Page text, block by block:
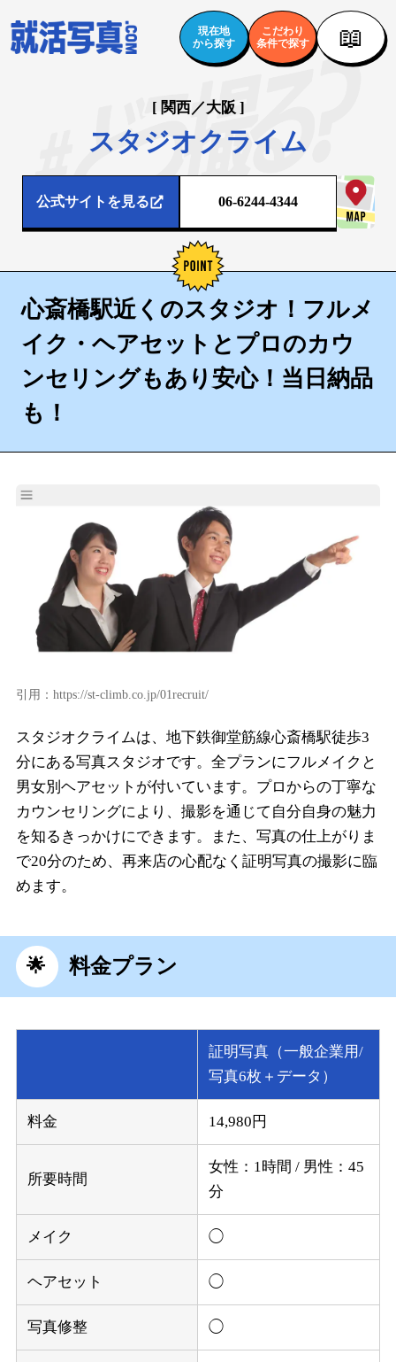
現在地
から探す
こだわり
条件で探す
📖
[ 関西／大阪 ]
スタジオクライム
公式サイトを見る 06-6244-4344
心斎橋駅近くのスタジオ！フルメ
イク・ヘアセットとプロのカウ
ンセリングもあり安心！当日納品
も！
引用：https://st-climb.co.jp/01recruit/
スタジオクライムは、地下鉄御堂筋線心斎橋駅徒歩3
分にある写真スタジオです。全プランにフルメイクと
男女別ヘアセットが付いています。プロからの丁寧な
カウンセリングにより、撮影を通じて自分自身の魅力
を知るきっかけにできます。また、写真の仕上がりま
で20分のため、再来店の心配なく証明写真の撮影に臨
めます。
料金プラン
証明写真（一般企業用/
写真6枚＋データ）
料金 14,980円
所要時間
女性：1時間 / 男性：45
分
メイク ◯
ヘアセット ◯
写真修整 ◯